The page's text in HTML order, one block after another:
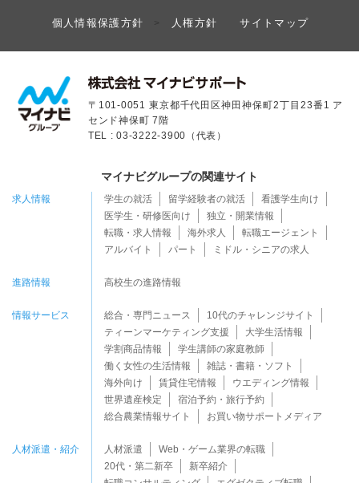
個人情報保護方針 > 人権方針 サイトマップ
〒101-0051 東京都千代田区神田神保町2丁目23番1 ア
センド神保町 7階
TEL : 03-3222-3900（代表）
マイナビグループの関連サイト
求人情報 学生の就活 留学経験者の就活
看護学生向け
医学生・研修医向け
独立・開業情報
転職・求人情報
海外求人
転職エージェント
アルバイト
パート ミドル・シニアの求人
進路情報 高校生の進路情報
情報サービス 総合・専門ニュース
10代のチャレンジサイト
ティーンマーケティング支援
大学生活情報
学割商品情報
学生講師の家庭教師
働く女性の生活情報
雑誌・書籍・ソフト
海外向け
賃貸住宅情報
ウエディング情報
世界遺産検定
宿泊予約・旅行予約
総合農業情報サイト
お買い物サポートメディア
人材派遣・紹介 人材派遣
Web・ゲーム業界の転職
20代・第二新卒
新卒紹介